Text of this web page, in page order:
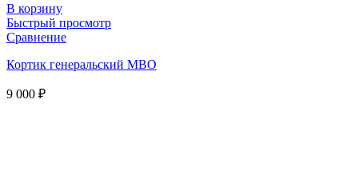
В корзину
Быстрый просмотр
Сравнение
Кортик генеральский МВО
9 000 ₽